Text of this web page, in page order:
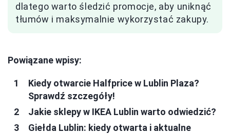
dlatego warto śledzić promocje, aby uniknąć
tłumów i maksymalnie wykorzystać zakupy.
Powiązane wpisy:
Kiedy otwarcie Halfprice w Lublin Plaza?
Sprawdź szczegóły!
Jakie sklepy w IKEA Lublin warto odwiedzić?
Giełda Lublin: kiedy otwarta i aktualne